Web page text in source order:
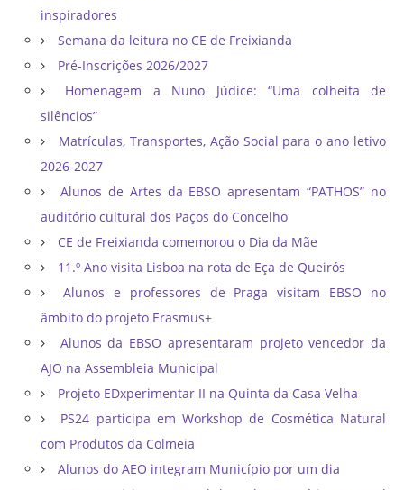
inspiradores
Semana da leitura no CE de Freixianda
Pré-Inscrições 2026/2027
Homenagem a Nuno Júdice: “Uma colheita de
silêncios”
Matrículas, Transportes, Ação Social para o ano letivo
2026-2027
Alunos de Artes da EBSO apresentam “PATHOS” no
auditório cultural dos Paços do Concelho
CE de Freixianda comemorou o Dia da Mãe
11.º Ano visita Lisboa na rota de Eça de Queirós
Alunos e professores de Praga visitam EBSO no
âmbito do projeto Erasmus+
Alunos da EBSO apresentaram projeto vencedor da
AJO na Assembleia Municipal
Projeto EDxperimentar II na Quinta da Casa Velha
PS24 participa em Workshop de Cosmética Natural
com Produtos da Colmeia
Alunos do AEO integram Município por um dia